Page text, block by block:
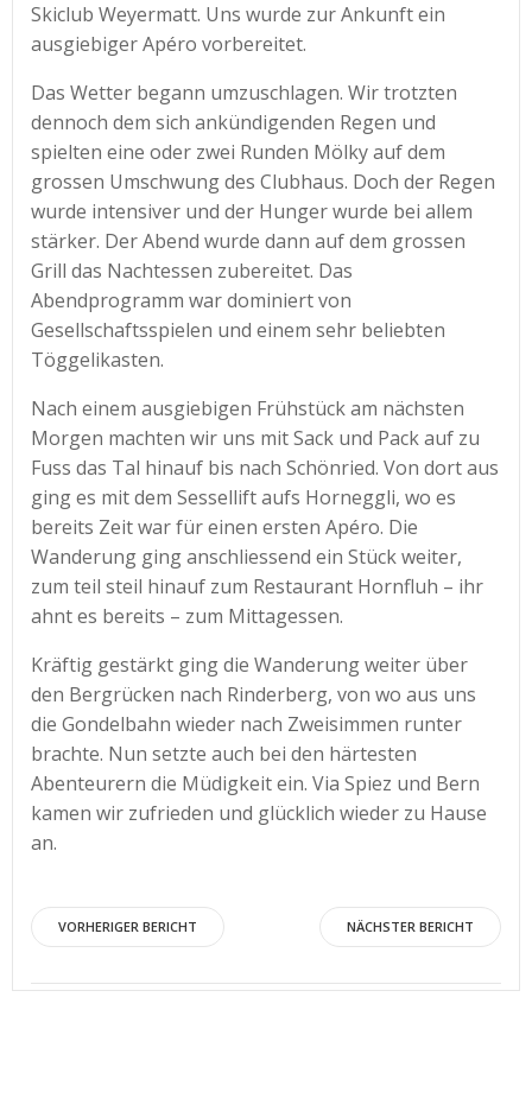
Skiclub Weyermatt. Uns wurde zur Ankunft ein
ausgiebiger Apéro vorbereitet.
Das Wetter begann umzuschlagen. Wir trotzten
dennoch dem sich ankündigenden Regen und
spielten eine oder zwei Runden Mölky auf dem
grossen Umschwung des Clubhaus. Doch der Regen
wurde intensiver und der Hunger wurde bei allem
stärker. Der Abend wurde dann auf dem grossen
Grill das Nachtessen zubereitet. Das
Abendprogramm war dominiert von
Gesellschaftsspielen und einem sehr beliebten
Töggelikasten.
Nach einem ausgiebigen Frühstück am nächsten
Morgen machten wir uns mit Sack und Pack auf zu
Fuss das Tal hinauf bis nach Schönried. Von dort aus
ging es mit dem Sessellift aufs Horneggli, wo es
bereits Zeit war für einen ersten Apéro. Die
Wanderung ging anschliessend ein Stück weiter,
zum teil steil hinauf zum Restaurant Hornfluh – ihr
ahnt es bereits – zum Mittagessen.
Kräftig gestärkt ging die Wanderung weiter über
den Bergrücken nach Rinderberg, von wo aus uns
die Gondelbahn wieder nach Zweisimmen runter
brachte. Nun setzte auch bei den härtesten
Abenteurern die Müdigkeit ein. Via Spiez und Bern
kamen wir zufrieden und glücklich wieder zu Hause
an.
Post
navigation
VORHERIGER BERICHT
Post
navigation
NÄCHSTER BERICHT